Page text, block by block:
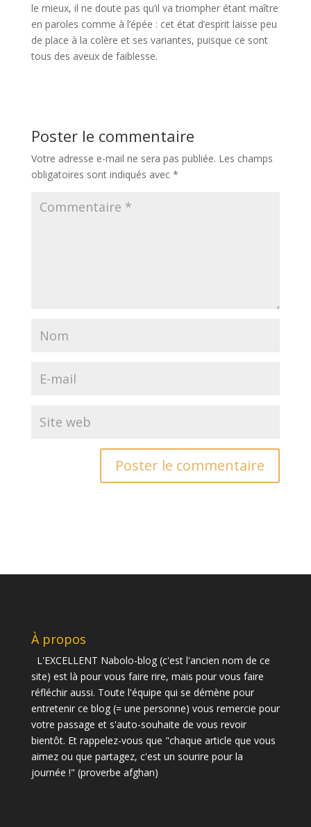
le mieux, il ne doute pas qu’il va triompher étant maître
en paroles comme à l’épée : cet état d’esprit laisse peu
de place à la colère et ses variantes, puisque ce sont
tous des aveux de faiblesse.
Poster le commentaire
Votre adresse e-mail ne sera pas publiée. Les champs
obligatoires sont indiqués avec *
À propos
L'EXCELLENT Nabolo-blog (c'est l'ancien nom de ce
site) est là pour vous faire rire, mais pour vous faire
réfléchir aussi. Toute l'équipe qui se démène pour
entretenir ce blog (= une personne) vous remercie pour
votre passage et s'auto-souhaite de vous revoir
bientôt. Et rappelez-vous que "chaque article que vous
aimez ou que partagez, c'est un sourire pour la
journée !" (proverbe afghan)